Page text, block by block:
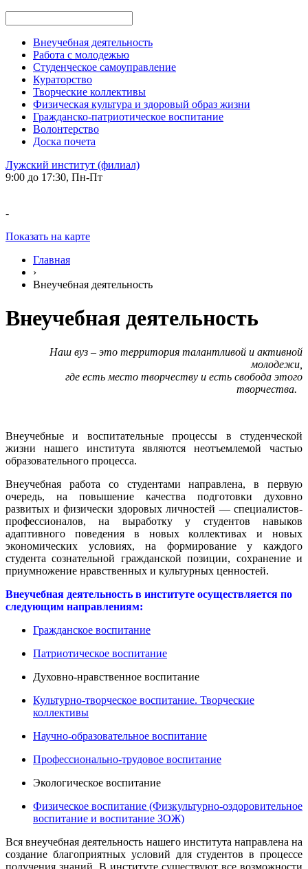
Внеучебная деятельность
Работа с молодежью
Студенческое самоуправление
Кураторство
Творческие коллективы
Физическая культура и здоровый образ жизни
Гражданско-патриотическое воспитание
Волонтерство
Доска почета
Лужский институт (филиал)
9:00 до 17:30, Пн-Пт
-
Показать на карте
Главная
›
Внеучебная деятельность
Внеучебная деятельность
Наш вуз – это территория талантливой и активной
молодежи,
где есть место творчеству и есть свобода этого
творчества.
Внеучебные и воспитательные процессы в студенческой
жизни нашего института являются неотъемлемой частью
образовательного процесса.
Внеучебная работа со студентами направлена, в первую
очередь, на повышение качества подготовки духовно
развитых и физически здоровых личностей — специалистов-
профессионалов, на выработку у студентов навыков
адаптивного поведения в новых коллективах и новых
экономических условиях, на формирование у каждого
студента сознательной гражданской позиции, сохранение и
приумножение нравственных и культурных ценностей.
Внеучебная деятельность в институте осуществляется по
следующим направлениям:
Гражданское воспитание
Патриотическое воспитание
Духовно-нравственное воспитание
Культурно-творческое воспитание. Творческие
коллективы
Научно-образовательное воспитание
Профессионально-трудовое воспитание
Экологическое воспитание
Физическое воспитание (Физкультурно-оздоровительное
воспитание и воспитание ЗОЖ)
Вся внеучебная деятельность нашего института направлена на
создание благоприятных условий для студентов в процессе
получения знаний. В институте существуют все возможности